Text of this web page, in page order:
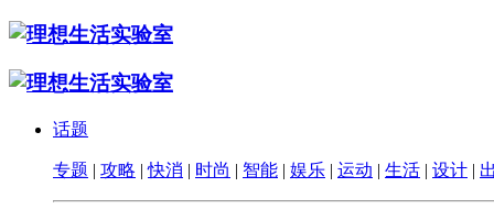
话题
专题 | 攻略 | 快消 | 时尚 | 智能 | 娱乐 | 运动 | 生活 | 设计 |